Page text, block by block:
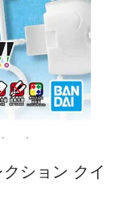
ション クイ